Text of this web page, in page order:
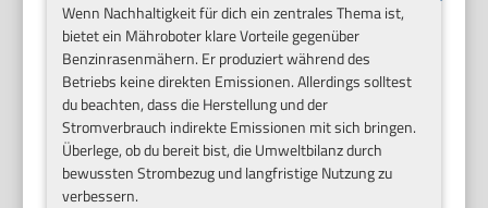
Wenn Nachhaltigkeit für dich ein zentrales Thema ist,
bietet ein Mähroboter klare Vorteile gegenüber
Benzinrasenmähern. Er produziert während des
Betriebs keine direkten Emissionen. Allerdings solltest
du beachten, dass die Herstellung und der
Stromverbrauch indirekte Emissionen mit sich bringen.
Überlege, ob du bereit bist, die Umweltbilanz durch
bewussten Strombezug und langfristige Nutzung zu
verbessern.